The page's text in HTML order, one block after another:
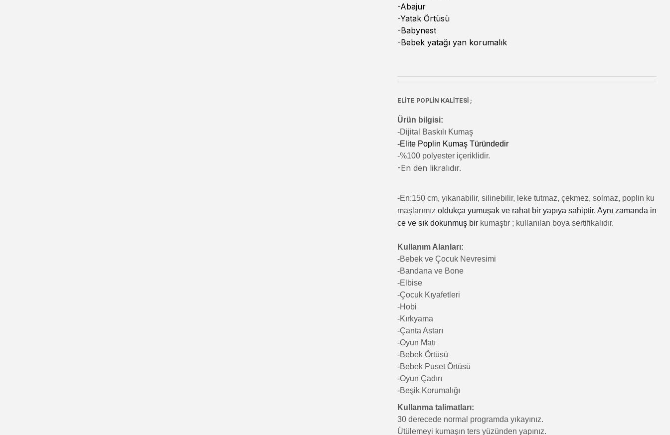
-Abajur
-Yatak Örtüsü
-Babynest
-Bebek yatağı yan korumalık
ELİTE POPLİN KALİTESİ ;
Ürün bilgisi:
-Dijital Baskılı Kumaş
-Elite Poplin Kumaş Türündedir
-%100 polyester içeriklidir.
-En den likralıdır.
-En:150 cm, yıkanabilir, silinebilir, leke tutmaz, çekmez, solmaz, poplin ku
maşlarımız oldukça yumuşak ve rahat bir yapıya sahiptir. Aynı zamanda in
ce ve sık dokunmuş bir kumaştır ; kullanılan boya sertifikalıdır.
Kullanım Alanları:
-Bebek ve Çocuk Nevresimi
-Bandana ve Bone
-Elbise
-Çocuk Kıyafetleri
-Hobi
-Kırkyama
-Çanta Astarı
-Oyun Matı
-Bebek Örtüsü
-Bebek Puset Örtüsü
-Oyun Çadırı
-Beşik Korumalığı
Kullanma talimatları:
30 derecede normal programda yıkayınız.
Ütülemeyi kumaşın ters yüzünden yapınız.